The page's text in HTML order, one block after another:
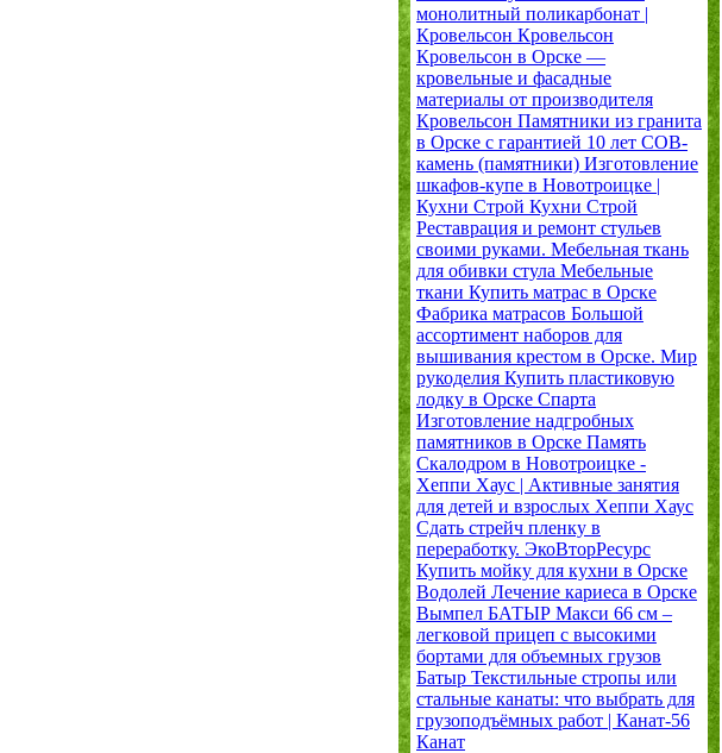
монолитный поликарбонат |
Кровельсон Кровельсон
Кровельсон в Орске —
кровельные и фасадные
материалы от производителя
Кровельсон Памятники из гранита
в Орске с гарантией 10 лет СОВ-
камень (памятники) Изготовление
шкафов-купе в Новотроицке |
Кухни Строй Кухни Строй
Реставрация и ремонт стульев
своими руками. Мебельная ткань
для обивки стула Мебельные
ткани Купить матрас в Орске
Фабрика матрасов Большой
ассортимент наборов для
вышивания крестом в Орске. Мир
рукоделия Купить пластиковую
лодку в Орске Спарта
Изготовление надгробных
памятников в Орске Память
Скалодром в Новотроицке -
Хеппи Хаус | Активные занятия
для детей и взрослых Хеппи Хаус
Сдать стрейч пленку в
переработку. ЭкоВторРесурс
Купить мойку для кухни в Орске
Водолей Лечение кариеса в Орске
Вымпел БАТЫР Макси 66 см –
легковой прицеп с высокими
бортами для объемных грузов
Батыр Текстильные стропы или
стальные канаты: что выбрать для
грузоподъёмных работ | Канат-56
Канат